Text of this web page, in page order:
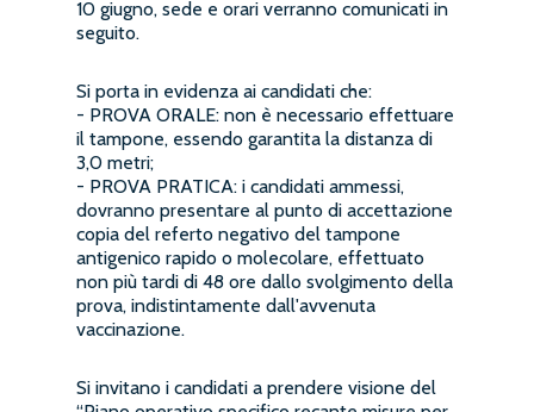
10 giugno, sede e orari verranno comunicati in
seguito.
Si porta in evidenza ai candidati che:
- PROVA ORALE: non è necessario effettuare
il tampone, essendo garantita la distanza di
3,0 metri;
- PROVA PRATICA: i candidati ammessi,
dovranno presentare al punto di accettazione
copia del referto negativo del tampone
antigenico rapido o molecolare, effettuato
non più tardi di 48 ore dallo svolgimento della
prova, indistintamente dall'avvenuta
vaccinazione.
Si invitano i candidati a prendere visione del